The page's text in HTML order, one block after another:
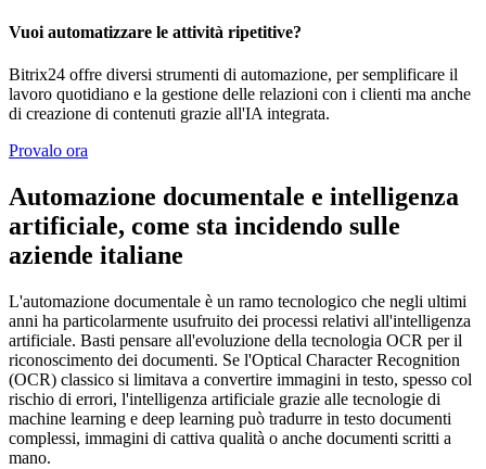
Vuoi automatizzare le attività ripetitive?
Bitrix24 offre diversi strumenti di automazione, per semplificare il
lavoro quotidiano e la gestione delle relazioni con i clienti ma anche
di creazione di contenuti grazie all'IA integrata.
Provalo ora
Automazione documentale e intelligenza
artificiale, come sta incidendo sulle
aziende italiane
L'automazione documentale è un ramo tecnologico che negli ultimi
anni ha particolarmente usufruito dei processi relativi all'intelligenza
artificiale. Basti pensare all'evoluzione della tecnologia OCR per il
riconoscimento dei documenti. Se l'Optical Character Recognition
(OCR) classico si limitava a convertire immagini in testo, spesso col
rischio di errori, l'intelligenza artificiale grazie alle tecnologie di
machine learning e deep learning può tradurre in testo documenti
complessi, immagini di cattiva qualità o anche documenti scritti a
mano.